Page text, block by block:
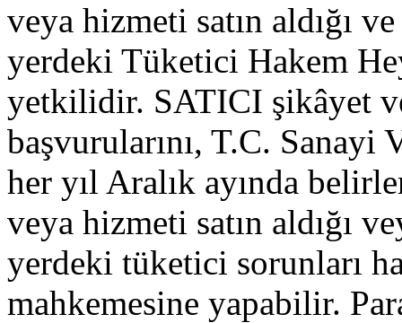
veya hizmeti satın aldığı
yerdeki Tüketici Hakem
yetkilidir. SATICI şikâyet
başvurularını, T.C. Sanayi
her yıl Aralık ayında
veya hizmeti satın aldığı
yerdeki tüketici sorunları
mahkemesine yapabilir.